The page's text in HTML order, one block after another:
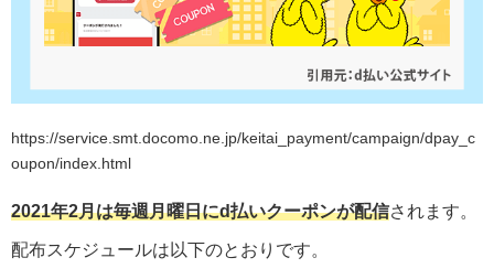
https://service.smt.docomo.ne.jp/keitai_payment/campaign/dpay_c
oupon/index.html
2021年2月は毎週月曜日にd払いクーポンが配信されます。
配布スケジュールは以下のとおりです。